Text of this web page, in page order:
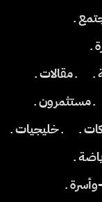
ـ
ـ
ـ
ـ مقالات ـ
ـ مستثمرون ـ
ـ
ـ خليجيات ـ
ـ
ـ